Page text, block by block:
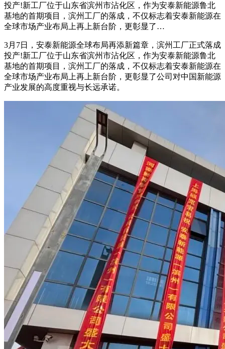
投产!新工厂位于山东省滨州市沾化区，作为安泰新能源鲁北
基地的首期项目，滨州工厂的落成，不仅标志着安泰新能源在
全球市场产业布局上再上新台阶，更彰显了…
3月7日，安泰新能源全球布局再添新篇章，滨州工厂正式落成
投产!新工厂位于山东省滨州市沾化区，作为安泰新能源鲁北
基地的首期项目，滨州工厂的落成，不仅标志着安泰新能源在
全球市场产业布局上再上新台阶，更彰显了公司对中国新能源
产业发展的高度重视与长远承诺。